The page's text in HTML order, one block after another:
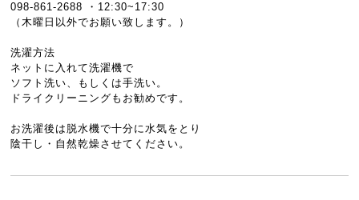
098-861-2688 ・12:30~17:30
（木曜日以外でお願い致します。）
洗濯方法
ネットに入れて洗濯機で
ソフト洗い、もしくは手洗い。
ドライクリーニングもお勧めです。
お洗濯後は脱水機で十分に水気をとり
陰干し・自然乾燥させてください。